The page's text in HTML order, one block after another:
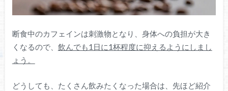
断食中のカフェインは刺激物となり、身体への負担が大き
くなるので、 飲んでも1日に1杯程度に抑えるようにしまし
ょう。
どうしても、たくさん飲みたくなった場合は、先ほど紹介